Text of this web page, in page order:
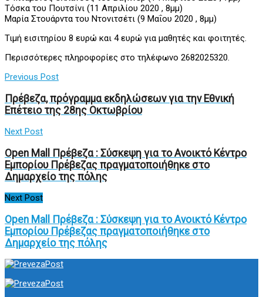
Τόσκα του Πουτσίνι (11 Απριλίου 2020 , 8μμ)
Μαρία Στουάρντα του Ντονιτσέτι (9 Μαΐου 2020 , 8μμ)
Τιμή εισιτηρίου 8 ευρώ και 4 ευρώ για μαθητές και φοιτητές.
Περισσότερες πληροφορίες στο τηλέφωνο 2682025320.
Previous Post
Πρέβεζα, πρόγραμμα εκδηλώσεων για την Εθνική
Επέτειο της 28ης Οκτωβρίου
Next Post
Open Mall Πρέβεζα : Σύσκεψη για το Ανοικτό Κέντρο
Εμπορίου Πρέβεζας πραγματοποιήθηκε στο
Δημαρχείο της πόλης
Next Post
Open Mall Πρέβεζα : Σύσκεψη για το Ανοικτό Κέντρο
Εμπορίου Πρέβεζας πραγματοποιήθηκε στο
Δημαρχείο της πόλης